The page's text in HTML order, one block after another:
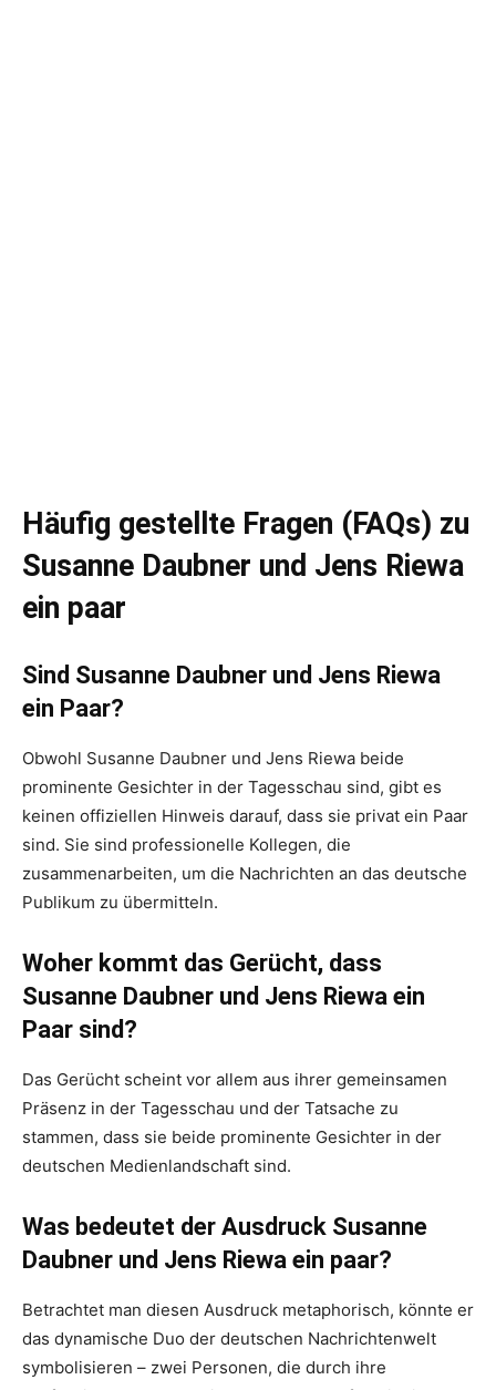
Häufig gestellte Fragen (FAQs) zu
Susanne Daubner und Jens Riewa
ein paar
Sind Susanne Daubner und Jens Riewa
ein Paar?
Obwohl Susanne Daubner und Jens Riewa beide
prominente Gesichter in der Tagesschau sind, gibt es
keinen offiziellen Hinweis darauf, dass sie privat ein Paar
sind. Sie sind professionelle Kollegen, die
zusammenarbeiten, um die Nachrichten an das deutsche
Publikum zu übermitteln.
Woher kommt das Gerücht, dass
Susanne Daubner und Jens Riewa ein
Paar sind?
Das Gerücht scheint vor allem aus ihrer gemeinsamen
Präsenz in der Tagesschau und der Tatsache zu
stammen, dass sie beide prominente Gesichter in der
deutschen Medienlandschaft sind.
Was bedeutet der Ausdruck Susanne
Daubner und Jens Riewa ein paar?
Betrachtet man diesen Ausdruck metaphorisch, könnte er
das dynamische Duo der deutschen Nachrichtenwelt
symbolisieren – zwei Personen, die durch ihre